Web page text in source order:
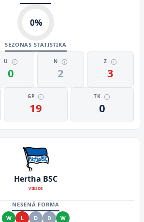
0%
SEZONAS STATISTIKA
U
0
N
2
Z
3
GP
19
TK
0
Hertha BSC
VIESOS
NESENĀ FORMA
W
L D D
W